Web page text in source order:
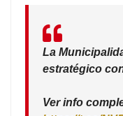
La
estratégico
Ver info